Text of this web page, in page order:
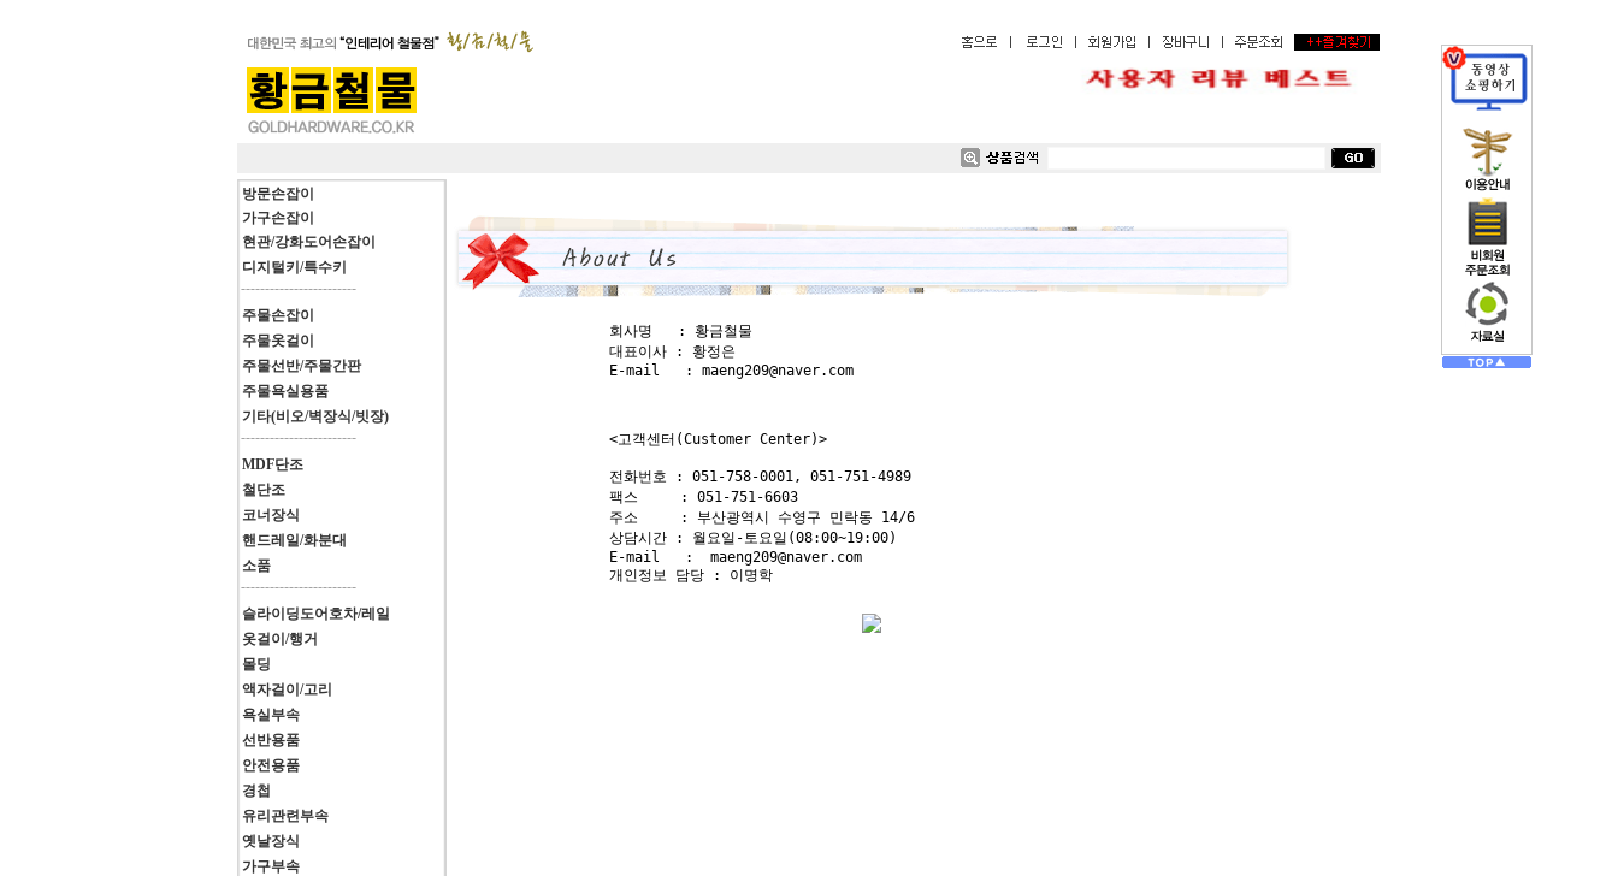
방문손잡이
가구손잡이
현관/강화도어손잡이
디지털키/특수키
------------------------
주물손잡이
주물옷걸이
주물선반/주물간판
주물욕실용품
기타(비오/벽장식/빗장)
------------------------
MDF단조
철단조
코너장식
핸드레일/화분대
소품
------------------------
슬라이딩도어호차/레일
옷걸이/행거
몰딩
액자걸이/고리
욕실부속
선반용품
안전용품
경첩
유리관련부속
옛날장식
가구부속
회사명   : 황금철물
대표이사 : 황정은
E-mail   : maeng209@naver.com
<고객센터(Customer Center)>
전화번호 : 051-758-0001, 051-751-4989
팩스     : 051-751-6603
주소     : 부산광역시 수영구 민락동 14/6
상담시간 : 월요일-토요일(08:00~19:00)
E-mail   :  maeng209@naver.com
개인정보 담당 : 이명학